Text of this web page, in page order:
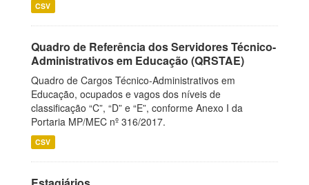
CSV
Quadro de Referência dos Servidores Técnico-
Administrativos em Educação (QRSTAE)
Quadro de Cargos Técnico-Administrativos em
Educação, ocupados e vagos dos níveis de
classificação “C”, “D” e “E”, conforme Anexo I da
Portaria MP/MEC nº 316/2017.
CSV